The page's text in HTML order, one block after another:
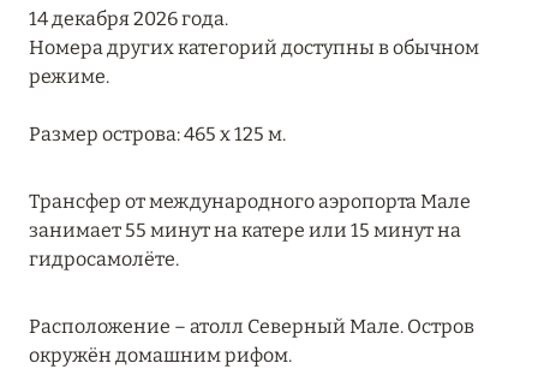
Kagi Maldives Resort & Spa
Kuda Villingili Resort Maldives
One&Only Reethi Rah
Taj Coral Reef Resort & Spa, Maldives
ТАА
14 декабря 2026 года.
Номера других категорий доступны в обычном
режиме.
Размер острова: 465 х 125 м.
Трансфер от международного аэропорта Мале
занимает 55 минут на катере или 15 минут на
гидросамолёте.
Расположение – атолл Северный Мале. Остров
окружён домашним рифом.